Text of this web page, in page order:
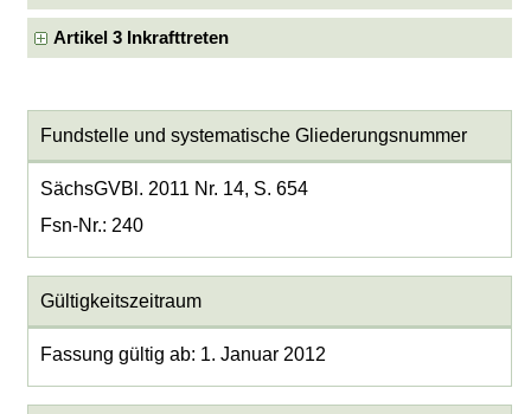
Artikel 3 Inkrafttreten
Fundstelle und systematische Gliederungsnummer
SächsGVBl. 2011 Nr. 14, S. 654
Fsn-Nr.: 240
Gültigkeitszeitraum
Fassung gültig ab: 1. Januar 2012